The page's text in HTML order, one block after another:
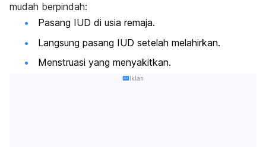
mudah berpindah:
Pasang IUD di usia remaja.
Langsung pasang IUD setelah melahirkan.
Menstruasi yang menyakitkan.
Iklan